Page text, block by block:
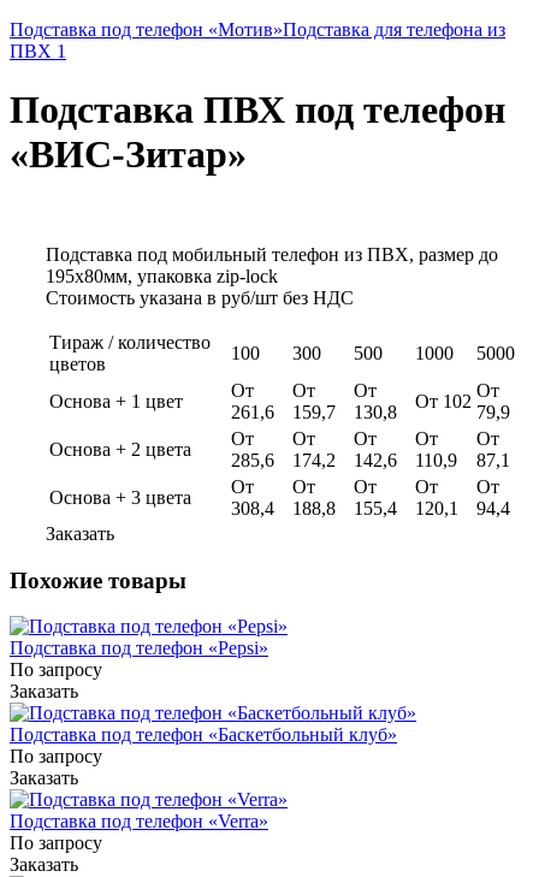
Подставка под телефон «Мотив»Подставка для телефона из
ПВХ 1
Подставка ПВХ под телефон
«ВИС-Зитар»
Подставка под мобильный телефон из ПВХ, размер до
195х80мм, упаковка zip-lock
Стоимость указана в руб/шт без НДС
Тираж / количество
цветов
100 300 500 1000 5000
Основа + 1 цвет
От
261,6
От
159,7
От
130,8
От 102
От
79,9
Основа + 2 цвета
От
285,6
От
174,2
От
142,6
От
110,9
От
87,1
Основа + 3 цвета
От
308,4
От
188,8
От
155,4
От
120,1
От
94,4
Заказать
Похожие товары
Подставка под телефон «Pepsi»
По запросу
Заказать
Подставка под телефон «Баскетбольный клуб»
По запросу
Заказать
Подставка под телефон «Verra»
По запросу
Заказать